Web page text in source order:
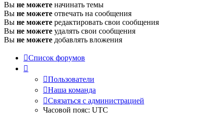
Вы не можете начинать темы
Вы не можете отвечать на сообщения
Вы не можете редактировать свои сообщения
Вы не можете удалять свои сообщения
Вы не можете добавлять вложения
Список форумов
Пользователи
Наша команда
Связаться с администрацией
Часовой пояс: UTC